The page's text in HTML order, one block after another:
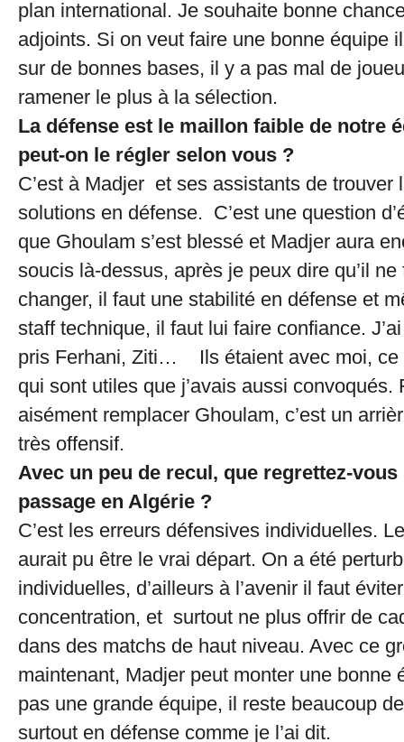
plan international. Je souhaite bonne
adjoints. Si on veut faire une bonne équipe
sur de bonnes bases, il y a pas mal de
ramener le plus à la sélection.
La défense est le maillon faible de notre
peut-on le régler selon vous ?
C’est à Madjer et ses assistants de trouver
solutions en défense. C’est une question
que Ghoulam s’est blessé et Madjer aura
soucis là-dessus, après je peux dire qu’il
changer, il faut une stabilité en défense et
staff technique, il faut lui faire confiance.
pris Ferhani, Ziti… Ils étaient avec moi, ce
qui sont utiles que j’avais aussi convoqués.
aisément remplacer Ghoulam, c’est un
très offensif.
Avec un peu de recul, que regrettez-
passage en Algérie ?
C’est les erreurs défensives individuelles.
aurait pu être le vrai départ. On a été
individuelles, d’ailleurs à l’avenir il faut
concentration, et surtout ne plus offrir de
dans des matchs de haut niveau. Avec ce
maintenant, Madjer peut monter une bonne
pas une grande équipe, il reste beaucoup
surtout en défense comme je l’ai dit.